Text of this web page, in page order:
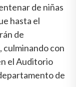
de niñas
hasta el
de
culminando con
el Auditorio
de